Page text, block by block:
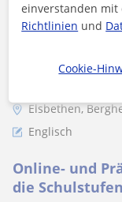
Elsbethen,
Englisch
Online- und
die
einverstanden
Richtlinien und
Cookie-